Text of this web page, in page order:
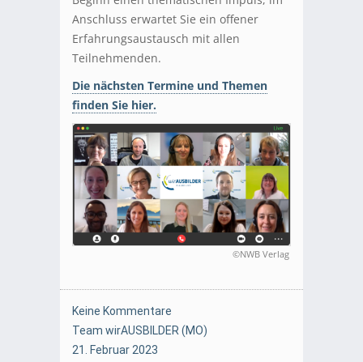
Anschluss erwartet Sie ein offener
Erfahrungsaustausch mit allen
Teilnehmenden.
Die nächsten Termine und Themen
finden Sie hier.
©NWB Verlag
Keine Kommentare
Team wirAUSBILDER (MO)
21. Februar 2023